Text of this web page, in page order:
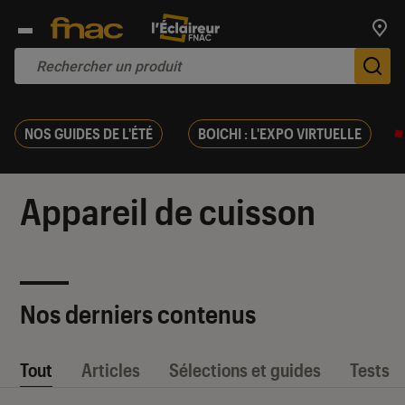
NOS GUIDES DE L'ÉTÉ BOICHI : L'EXPO VIRTUELLE
Appareil de cuisson
Nos derniers contenus
Tout Articles Sélections et guides Tests